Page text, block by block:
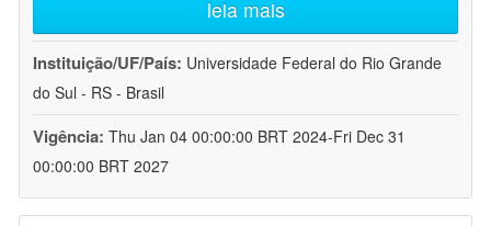
leia mais
Instituição/UF/País: Universidade Federal do Rio Grande
do Sul - RS - Brasil
Vigência: Thu Jan 04 00:00:00 BRT 2024-Fri Dec 31
00:00:00 BRT 2027